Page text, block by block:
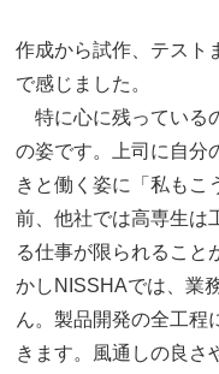
作成から試作、テスト
で感じました。
特に心に残っている
の姿です。上司に自分
きと働く姿に「私もこ
前、他社では高専生は
る仕事が限られること
かしNISSHAでは、業
ん。製品開発の全工程
きます。風通しの良さ